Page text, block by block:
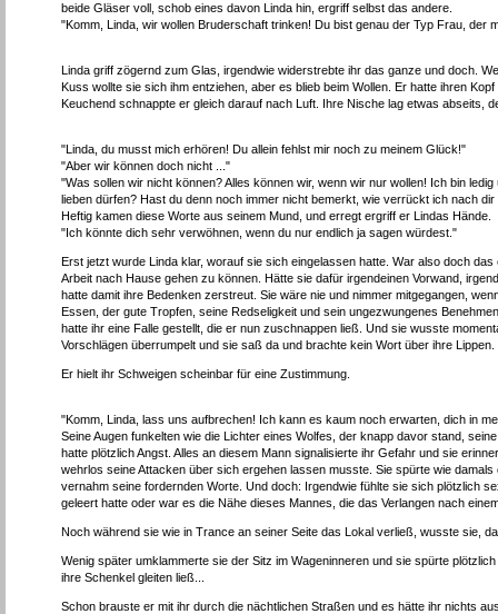
beide Gläser voll, schob eines davon Linda hin, ergriff selbst das andere.
"Komm, Linda, wir wollen Bruderschaft trinken! Du bist genau der Typ Frau, der
Linda griff zögernd zum Glas, irgendwie widerstrebte ihr das ganze und doch.
Kuss wollte sie sich ihm entziehen, aber es blieb beim Wollen. Er hatte ihren
Keuchend schnappte er gleich darauf nach Luft. Ihre Nische lag etwas abseits,
"Linda, du musst mich erhören! Du allein fehlst mir noch zu meinem Glück!"
"Aber wir können doch nicht ..."
"Was sollen wir nicht können? Alles können wir, wenn wir nur wollen! Ich bin
lieben dürfen? Hast du denn noch immer nicht bemerkt, wie verrückt ich nach dir
Heftig kamen diese Worte aus seinem Mund, und erregt ergriff er Lindas Hände.
"Ich könnte dich sehr verwöhnen, wenn du nur endlich ja sagen würdest."
Erst jetzt wurde Linda klar, worauf sie sich eingelassen hatte. War also doch
Arbeit nach Hause gehen zu können. Hätte sie dafür irgendeinen Vorwand,
hatte damit ihre Bedenken zerstreut. Sie wäre nie und nimmer mitgegangen,
Essen, der gute Tropfen, seine Redseligkeit und sein ungezwungenes
hatte ihr eine Falle gestellt, die er nun zuschnappen ließ. Und sie wusste
Vorschlägen überrumpelt und sie saß da und brachte kein Wort über ihre Lippen.
Er hielt ihr Schweigen scheinbar für eine Zustimmung.
"Komm, Linda, lass uns aufbrechen! Ich kann es kaum noch erwarten, dich in
Seine Augen funkelten wie die Lichter eines Wolfes, der knapp davor stand,
hatte plötzlich Angst. Alles an diesem Mann signalisierte ihr Gefahr und sie
wehrlos seine Attacken über sich ergehen lassen musste. Sie spürte wie
vernahm seine fordernden Worte. Und doch: Irgendwie fühlte sie sich plötzlich
geleert hatte oder war es die Nähe dieses Mannes, die das Verlangen nach
Noch während sie wie in Trance an seiner Seite das Lokal verließ, wusste sie,
Wenig später umklammerte sie der Sitz im Wageninneren und sie spürte
ihre Schenkel gleiten ließ...
Schon brauste er mit ihr durch die nächtlichen Straßen und es hätte ihr nichts